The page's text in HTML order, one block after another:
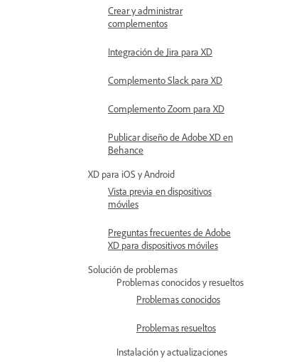
Crear y administrar
complementos
Integración de Jira para XD
Complemento Slack para XD
Complemento Zoom para XD
Publicar diseño de Adobe XD en
Behance
XD para iOS y Android
Vista previa en dispositivos
móviles
Preguntas frecuentes de Adobe
XD para dispositivos móviles
Solución de problemas
Problemas conocidos y resueltos
Problemas conocidos
Problemas resueltos
Instalación y actualizaciones